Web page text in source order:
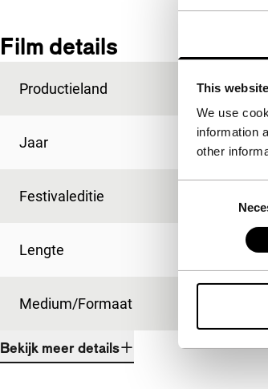
This
We use
information
other
Film details
Productieland
Jaar
Festivaleditie
Lengte
Medium/Formaat
Bekijk meer details